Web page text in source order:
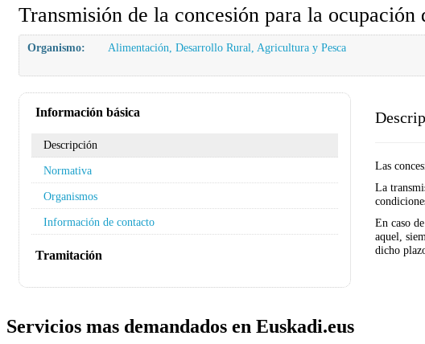
Transmisión de la concesión para la
Organismo: Alimentación, Desarrollo Rural, Agricultura y Pesca
Información básica
Descripción
Normativa
Organismos
Información de contacto
Tramitación
Las
La
En caso
aquel,
dicho
Servicios mas demandados en Euskadi.eus